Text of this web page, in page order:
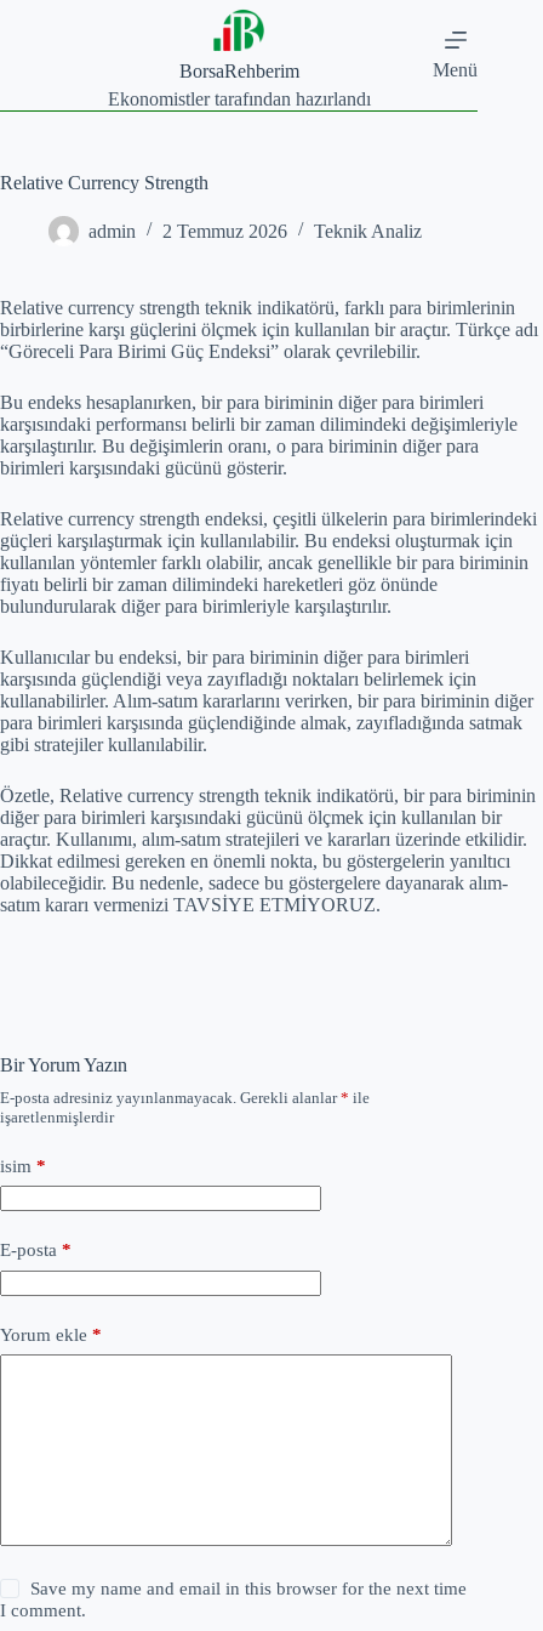
BorsaRehberim
Ekonomistler tarafından hazırlandı
Menü
Relative Currency Strength
admin 2 Temmuz 2026 Teknik Analiz
Relative currency strength teknik indikatörü, farklı para birimlerinin
birbirlerine karşı güçlerini ölçmek için kullanılan bir araçtır. Türkçe adı
“Göreceli Para Birimi Güç Endeksi” olarak çevrilebilir.
Bu endeks hesaplanırken, bir para biriminin diğer para birimleri
karşısındaki performansı belirli bir zaman dilimindeki değişimleriyle
karşılaştırılır. Bu değişimlerin oranı, o para biriminin diğer para
birimleri karşısındaki gücünü gösterir.
Relative currency strength endeksi, çeşitli ülkelerin para birimlerindeki
güçleri karşılaştırmak için kullanılabilir. Bu endeksi oluşturmak için
kullanılan yöntemler farklı olabilir, ancak genellikle bir para biriminin
fiyatı belirli bir zaman dilimindeki hareketleri göz önünde
bulundurularak diğer para birimleriyle karşılaştırılır.
Kullanıcılar bu endeksi, bir para biriminin diğer para birimleri
karşısında güçlendiği veya zayıfladığı noktaları belirlemek için
kullanabilirler. Alım-satım kararlarını verirken, bir para biriminin diğer
para birimleri karşısında güçlendiğinde almak, zayıfladığında satmak
gibi stratejiler kullanılabilir.
Özetle, Relative currency strength teknik indikatörü, bir para biriminin
diğer para birimleri karşısındaki gücünü ölçmek için kullanılan bir
araçtır. Kullanımı, alım-satım stratejileri ve kararları üzerinde etkilidir.
Dikkat edilmesi gereken en önemli nokta, bu göstergelerin yanıltıcı
olabileceğidir. Bu nedenle, sadece bu göstergelere dayanarak alım-
satım kararı vermenizi TAVSİYE ETMİYORUZ.
Bir Yorum Yazın
E-posta adresiniz yayınlanmayacak. Gerekli alanlar* ile
işaretlenmişlerdir
isim *
E-posta *
Yorum ekle *
Save my name and email in this browser for the next time
I comment.